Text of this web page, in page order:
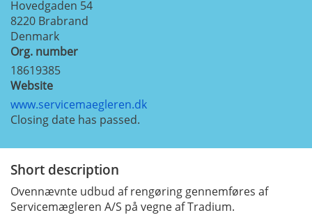
Hovedgaden 54
8220 Brabrand
Denmark
Org. number
18619385
Website
www.servicemaegleren.dk
Closing date has passed.
Short description
Ovennævnte udbud af rengøring gennemføres af
Servicemægleren A/S på vegne af Tradium.